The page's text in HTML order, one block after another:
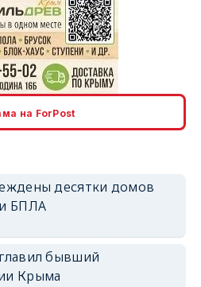
erid: 2SDnjdPjgYS
на ForPost
десятки домов
БПЛА
бывший
Крыма